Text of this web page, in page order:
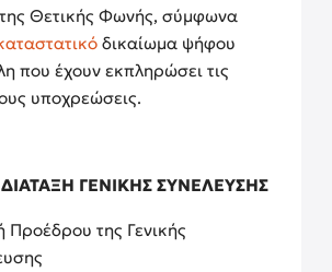
Θετικής Φωνής, σύμφωνα
δικαίωμα ψήφου
που έχουν εκπληρώσει τις
υποχρεώσεις.
ΓΕΝΙΚΗΣ ΣΥΝΕΛΕΥΣΗΣ
Προέδρου της Γενικής